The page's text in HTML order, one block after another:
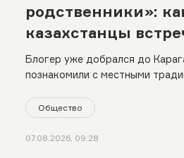
родственники»:
казахстанцы
путешественника
Кузнецова из
Блогер уже добрался до
познакомили с местными
Общество
07.08.2026, 09:28